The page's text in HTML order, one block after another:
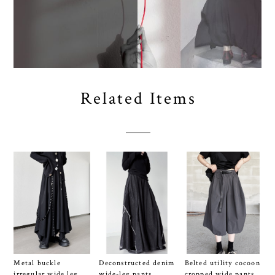
Related Items
Metal buckle
Deconstructed denim
Belted utility cocoon